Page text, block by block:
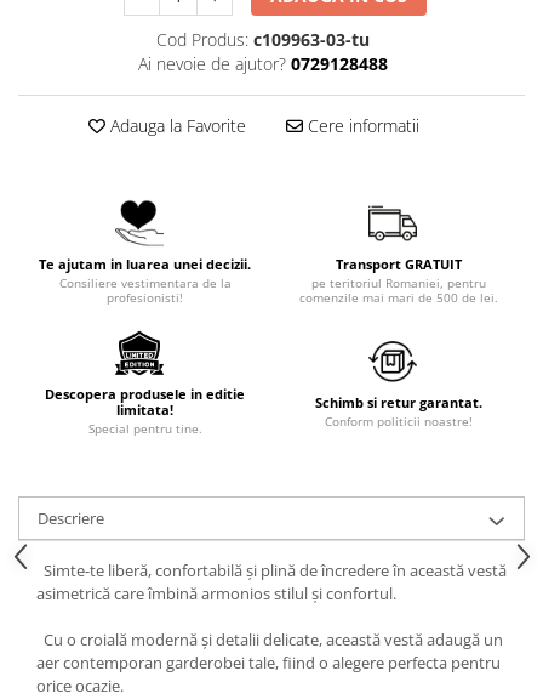
Cod Produs: c109963-03-tu
Ai nevoie de ajutor? 0729128488
Adauga la Favorite Cere informatii
Te ajutam in luarea unei decizii.
Consiliere vestimentara de la
profesionisti!
Transport GRATUIT
pe teritoriul Romaniei, pentru
comenzile mai mari de 500 de lei.
Descopera produsele in editie
limitata!
Special pentru tine.
Schimb si retur garantat.
Conform politicii noastre!
Descriere
Simte-te liberă, confortabilă și plină de încredere în această vestă
asimetrică care îmbină armonios stilul și confortul.
Cu o croială modernă și detalii delicate, această vestă adaugă un
aer contemporan garderobei tale, fiind o alegere perfecta pentru
orice ocazie.